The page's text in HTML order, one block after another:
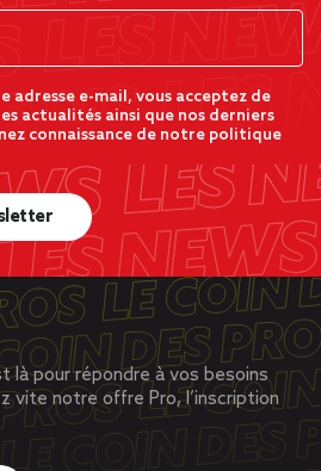
adresse e-mail, vous acceptez de
actualités ainsi que nos derniers
connaissance de notre politique
là pour répondre à vos besoins
vite notre offre Pro, l’inscription